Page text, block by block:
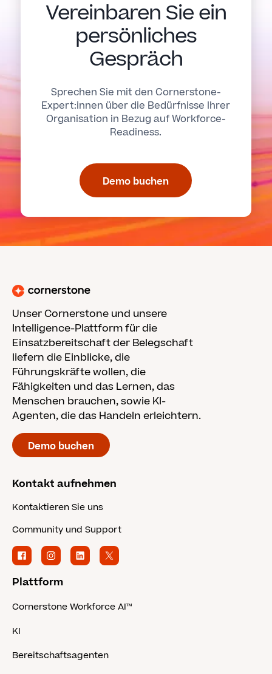
Vereinbaren Sie ein
persönliches
Gespräch
Sprechen Sie mit den Cornerstone-
Expert:innen über die Bedürfnisse Ihrer
Organisation in Bezug auf Workforce-
Readiness.
Demo buchen
Unser Cornerstone und unsere
Intelligence-Plattform für die
Einsatzbereitschaft der Belegschaft
liefern die Einblicke, die
Führungskräfte wollen, die
Fähigkeiten und das Lernen, das
Menschen brauchen, sowie KI-
Agenten, die das Handeln erleichtern.
Demo buchen
Kontakt aufnehmen
Kontaktieren Sie uns
Community und Support
Plattform
Cornerstone Workforce AI™
KI
Bereitschaftsagenten